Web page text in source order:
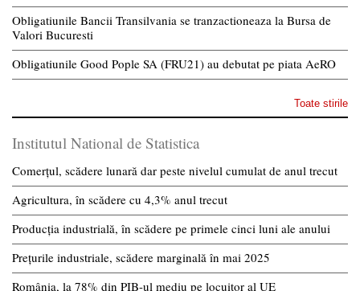
Obligatiunile Bancii Transilvania se tranzactioneaza la Bursa de
Valori Bucuresti
Obligatiunile Good Pople SA (FRU21) au debutat pe piata AeRO
Toate stirile
Institutul National de Statistica
Comerțul, scădere lunară dar peste nivelul cumulat de anul trecut
Agricultura, în scădere cu 4,3% anul trecut
Producția industrială, în scădere pe primele cinci luni ale anului
Prețurile industriale, scădere marginală în mai 2025
România, la 78% din PIB-ul mediu pe locuitor al UE